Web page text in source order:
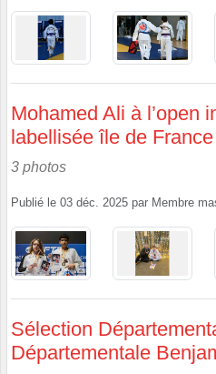
Mohamed Ali à l’open
labellisée île de France
3 photos
Publié le 03 déc. 2025 par Membre
Sélection
Départementale